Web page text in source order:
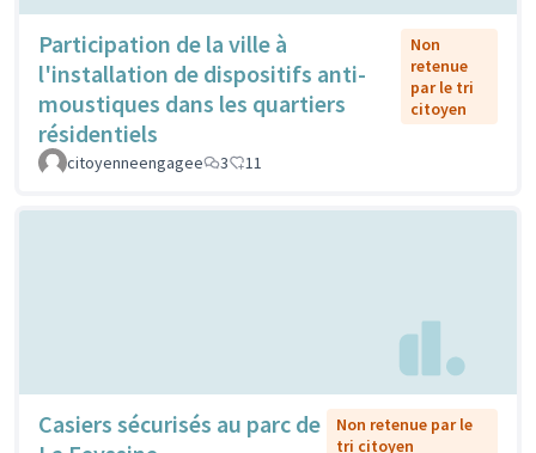
Participation de la ville à
l'installation de dispositifs anti-
moustiques dans les quartiers
résidentiels
Non
retenue
par le tri
citoyen
citoyenneengagee 3 11
Casiers sécurisés au parc de
Non retenue par le
tri citoyen